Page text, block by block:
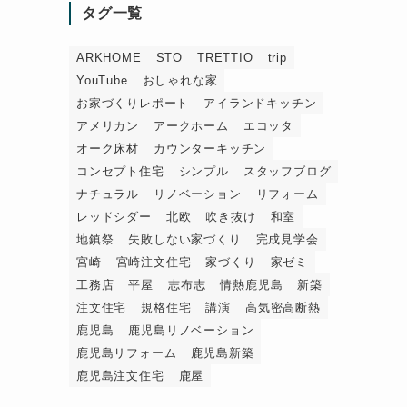
タグ一覧
ARKHOME STO TRETTIO
trip
YouTube
おしゃれな家
お家づくりレポート
アイランドキッチン
アメリカン
アークホーム
エコッタ
オーク床材
カウンターキッチン
コンセプト住宅
シンプル
スタッフブログ
ナチュラル
リノベーション
リフォーム
レッドシダー
北欧 吹き抜け
和室
地鎮祭
失敗しない家づくり
完成見学会
宮崎
宮崎注文住宅 家づくり
家ゼミ
工務店
平屋 志布志 情熱鹿児島
新築
注文住宅
規格住宅 講演
高気密高断熱
鹿児島
鹿児島リノベーション
鹿児島リフォーム
鹿児島新築
鹿児島注文住宅
鹿屋